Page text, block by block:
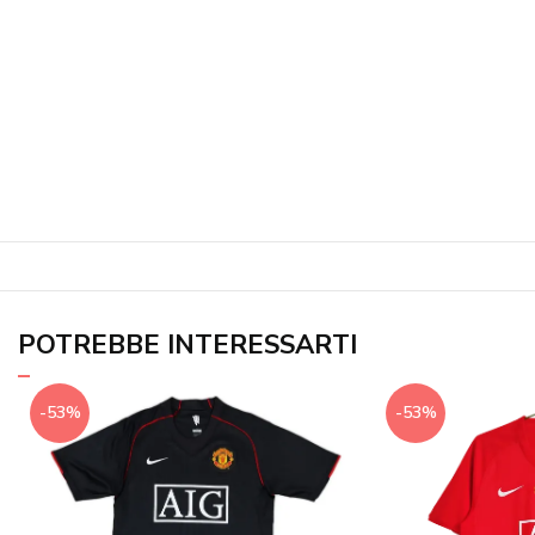
POTREBBE INTERESSARTI
-53% -53%